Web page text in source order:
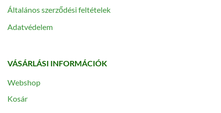
Általános szerződési feltételek
Adatvédelem
VÁSÁRLÁSI INFORMÁCIÓK
Webshop
Kosár